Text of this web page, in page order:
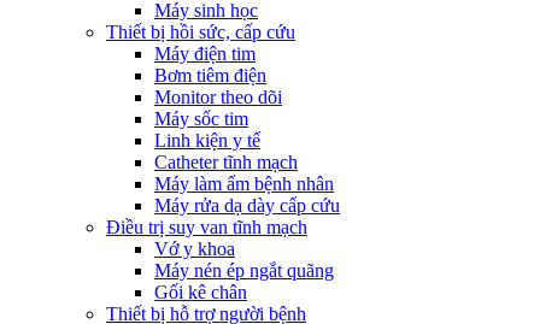
Máy sinh học
Thiết bị hồi sức, cấp cứu
Máy điện tim
Bơm tiêm điện
Monitor theo dõi
Máy sốc tim
Linh kiện y tế
Catheter tĩnh mạch
Máy làm ấm bệnh nhân
Máy rửa dạ dày cấp cứu
Điều trị suy van tĩnh mạch
Vớ y khoa
Máy nén ép ngắt quãng
Gối kê chân
Thiết bị hỗ trợ người bệnh